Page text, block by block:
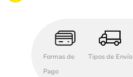
Formas de
Pago
Tipos de Envío